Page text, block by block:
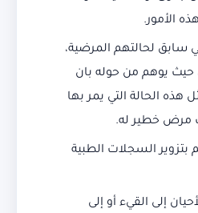
الأمور.
سابق لحالتهم المرضية،
حيث يوهم من حوله بان
الحالة التي يمر بها
مرض خطير له.
السجلات الطبية
إلى القيء أو إلى